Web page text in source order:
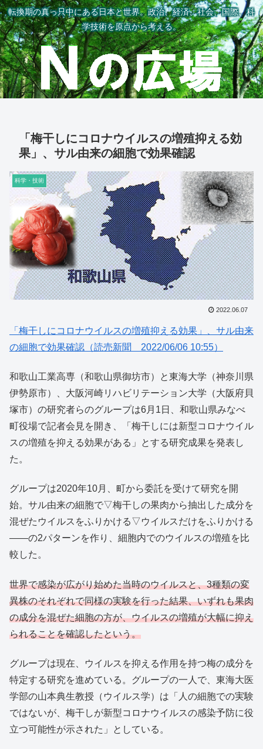
転換期の真っ只中にある日本と世界。政治、経済、社会、国際、科
学技術を原点から考える。
「梅干しにコロナウイルスの増殖抑える効
果」、サル由来の細胞で効果確認
科学・技術
2022.06.07
「梅干しにコロナウイルスの増殖抑える効果」、サル由来
の細胞で効果確認（読売新聞 2022/06/06 10:55）
和歌山工業高専（和歌山県御坊市）と東海大学（神奈川県
伊勢原市）、大阪河崎リハビリテーション大学（大阪府貝
塚市）の研究者らのグループは6月1日、和歌山県みなべ
町役場で記者会見を開き、「梅干しには新型コロナウイル
スの増殖を抑える効果がある」とする研究成果を発表し
た。
グループは2020年10月、町から委託を受けて研究を開
始。サル由来の細胞で▽梅干しの果肉から抽出した成分を
混ぜたウイルスをふりかける▽ウイルスだけをふりかける
――の2パターンを作り、細胞内でのウイルスの増殖を比
較した。
世界で感染が広がり始めた当時のウイルスと、3種類の変
異株のそれぞれで同様の実験を行った結果、いずれも果肉
の成分を混ぜた細胞の方が、ウイルスの増殖が大幅に抑え
られることを確認したという。
グループは現在、ウイルスを抑える作用を持つ梅の成分を
特定する研究を進めている。グループの一人で、東海大医
学部の山本典生教授（ウイルス学）は「人の細胞での実験
ではないが、梅干しが新型コロナウイルスの感染予防に役
立つ可能性が示された」としている。